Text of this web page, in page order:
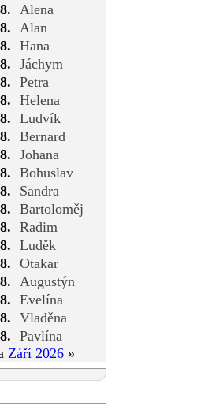
Alena
Alan
Hana
Jáchym
Petra
Helena
Ludvík
Bernard
Johana
Bohuslav
Sandra
Bartoloměj
Radim
Luděk
Otakar
Augustýn
Evelína
Vladěna
Pavlína
Září 2026 »